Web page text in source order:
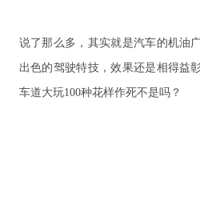
说了那么多，其实就是汽车的机油
出色的驾驶特技，效果还是相得益
车道大玩100种花样作死不是吗？